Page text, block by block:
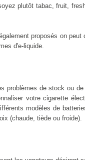
plutôt tabac, fruit,
proposés on
d'e-liquide.
problèmes de stock ou
votre cigarette
modèles de
(chaude, tiède ou froide).